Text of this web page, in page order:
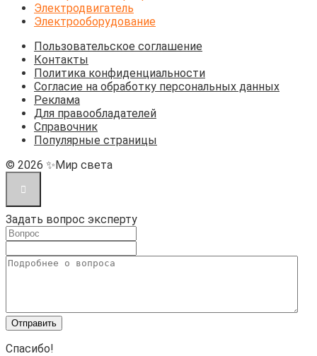
Электродвигатель
Электрооборудование
Пользовательское соглашение
Контакты
Политика конфиденциальности
Согласие на обработку персональных данных
Реклама
Для правообладателей
Справочник
Популярные страницы
© 2026 ✨Мир света
Задать вопрос эксперту
Спасибо!